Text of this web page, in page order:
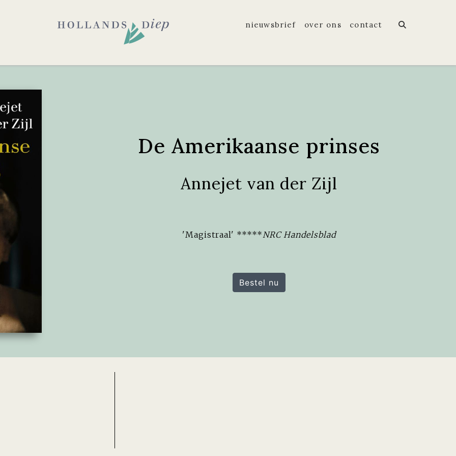
nieuwsbrief over ons contact
De Amerikaanse prinses
Annejet van der Zijl
'Magistraal' *****NRC Handelsblad
Bestel nu